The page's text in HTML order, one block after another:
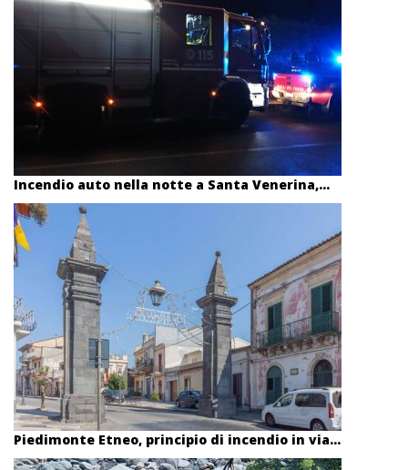
Incendio auto nella notte a Santa Venerina,...
Piedimonte Etneo, principio di incendio in via...